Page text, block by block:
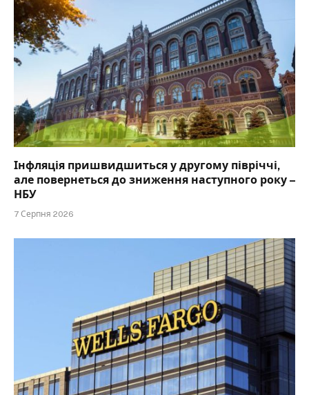
Інфляція пришвидшиться у другому півріччі,
але повернеться до зниження наступного року –
НБУ
7 Серпня 2026